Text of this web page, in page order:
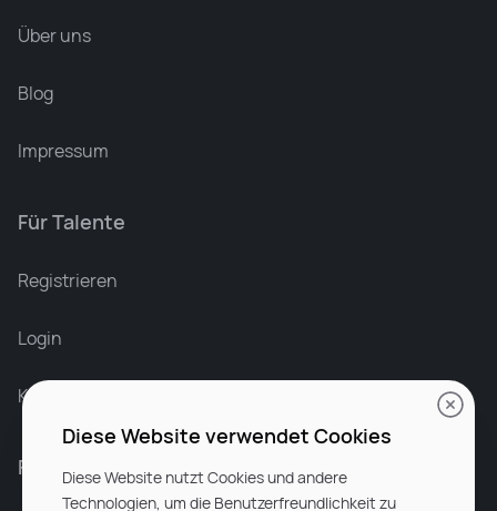
Über uns
Blog
Impressum
Für Talente
Registrieren
Login
Karriere bei Rocken
Für Unternehmen
Diese Website verwendet Cookies
Diese Website nutzt Cookies und andere
Technologien, um die Benutzerfreundlichkeit zu